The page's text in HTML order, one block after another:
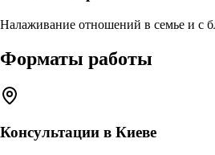
Налаживание отношений в семье и с
Форматы работы
Консультации в Киеве